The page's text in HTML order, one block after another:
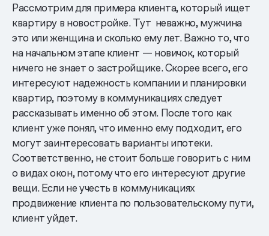
Рассмотрим для примера клиента, который ищет
квартиру в новостройке. Тут неважно, мужчина
это или женщина и сколько ему лет. Важно то, что
на начальном этапе клиент — новичок, который
ничего не знает о застройщике. Скорее всего, его
интересуют надежность компании и планировки
квартир, поэтому в коммуникациях следует
рассказывать именно об этом. После того как
клиент уже понял, что именно ему подходит, его
могут заинтересовать варианты ипотеки.
Соответственно, не стоит больше говорить с ним
о видах окон, потому что его интересуют другие
вещи. Если не учесть в коммуникациях
продвижение клиента по пользовательскому пути,
клиент уйдет.